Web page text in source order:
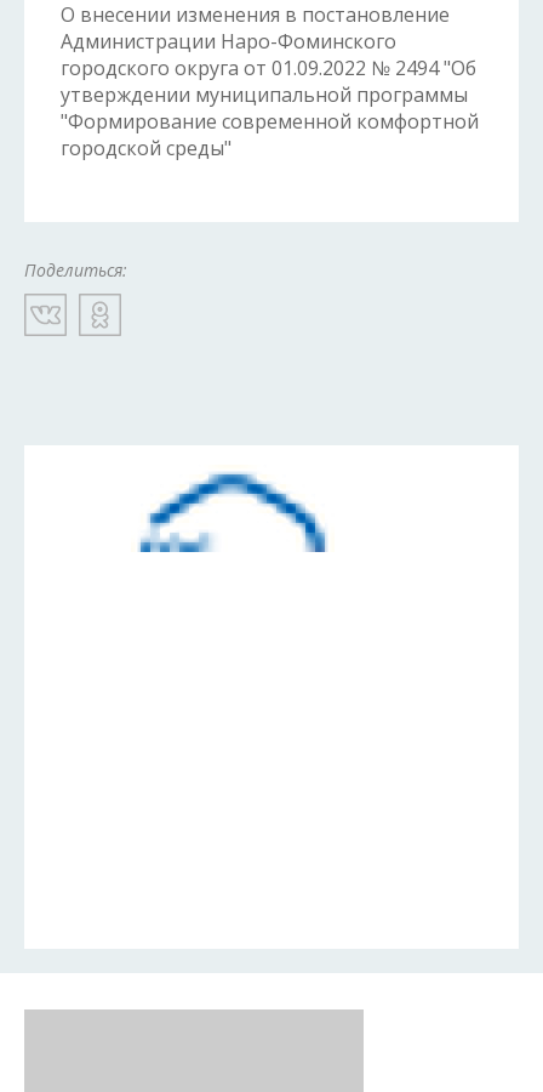
О внесении изменения в постановление
Администрации Наро-Фоминского
городского округа от 01.09.2022 № 2494 "Об
утверждении муниципальной программы
"Формирование современной комфортной
городской среды"
Поделиться: